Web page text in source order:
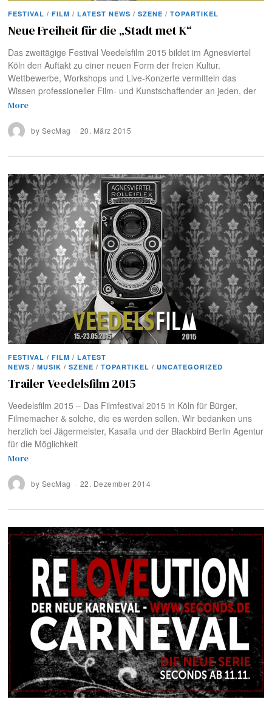
FESTIVAL / FILM / LATEST NEWS / SZENE / TOPARTIKEL
Neue Freiheit für die „Stadt met K“
Das zweitägige Festival Veedelsfilm 2015 bildet im Agnesviertel
Köln den Auftakt zu einer neuen Form der freien Kultur.
Wettbewerbe, Workshops und Live-Konzerte vermitteln das
Wissen professioneller Film- und Kunstschaffender an jeden, der
More
by SecMag 20. März 2015
FESTIVAL / FILM / LATEST
NEWS / MUSIK / SZENE / TOPARTIKEL / UNCATEGORIZED
Trailer Veedelsfilm 2015
Veedelsfilm 2015 – Das Filmfestival 2015 in Köln für Bürger,
Filmemacher & solche, die es werden sollen. Wir bedanken uns
herzlich bei Jägermeister, Kasalla und der Blackbird Berlin Agentur
für die Möglichkeit
More
by SecMag 22. Dezember 2014